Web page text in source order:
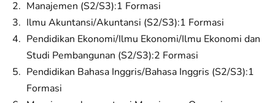
Manajemen (S2/S3):1 Formasi
Ilmu Akuntansi/Akuntansi (S2/S3):1 Formasi
Pendidikan Ekonomi/Ilmu Ekonomi/Ilmu Ekonomi dan
Studi Pembangunan (S2/S3):2 Formasi
Pendidikan Bahasa Inggris/Bahasa Inggris (S2/S3):1
Formasi